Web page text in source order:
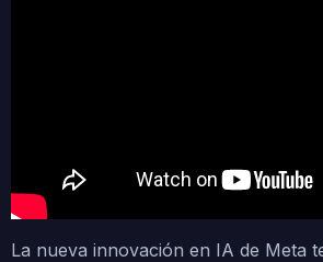
La nueva innovación en IA de Meta